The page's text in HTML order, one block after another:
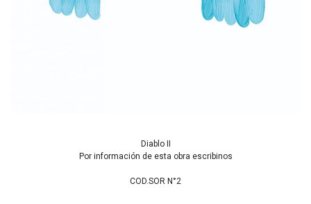
Diablo II
Por información de esta obra escribinos
COD.SOR N°2